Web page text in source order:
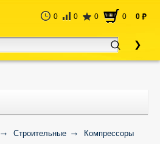
0 0 0 0 0 руб
Строительные Компрессоры